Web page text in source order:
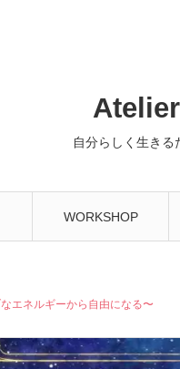
自分らしく生きる
WORKSHOP
エネルギーから自由になる〜